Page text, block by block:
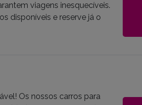
viagens inesquecíveis.
disponíveis e reserve já o
Os nossos carros para